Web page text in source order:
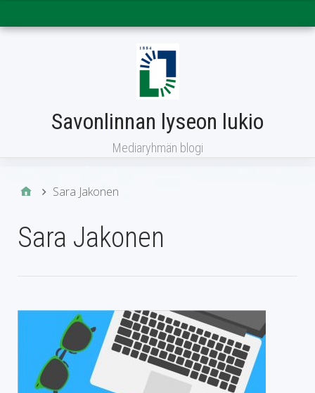
Savonlinnan lyseon lukio
Mediaryhmän blogi
Sara Jakonen
Sara Jakonen